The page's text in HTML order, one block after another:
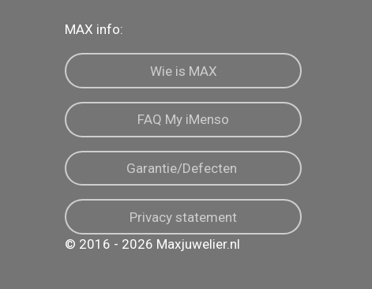
MAX info:
Wie is MAX
FAQ My iMenso
Garantie/Defecten
Privacy statement
© 2016 - 2026 Maxjuwelier.nl